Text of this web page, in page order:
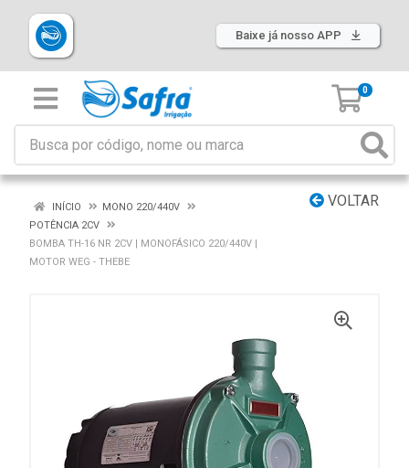
Baixe já nosso APP
0
VOLTAR
INÍCIO
MONO 220/440V
POTÊNCIA 2CV
BOMBA TH-16 NR 2CV | MONOFÁSICO 220/440V |
MOTOR WEG - THEBE